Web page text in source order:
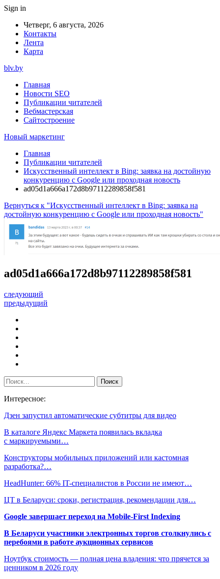
Sign in
Четверг, 6 августа, 2026
Контакты
Лента
Карта
blv.by
Главная
Новости SEO
Публикации читателей
Вебмастерская
Сайтостроение
Новый маркетинг
Главная
Публикации читателей
Искусственный интеллект в Bing: заявка на достойную
конкуренцию с Google или проходная новость
ad05d1a666a172d8b97112289858f581
Вернуться к "Искусственный интеллект в Bing: заявка на
достойную конкуренцию с Google или проходная новость"
ad05d1a666a172d8b97112289858f581
следующий
предыдущий
Интересное:
Дзен запустил автоматические субтитры для видео
В каталоге Яндекс Маркета появилась вкладка
с маркируемыми…
Конструкторы мобильных приложений или кастомная
разработка?…
HeadHunter: 66% IT-специалистов в России не имеют…
ЦТ в Беларуси: сроки, регистрация, рекомендации для…
Google завершает переход на Mobile-First Indexing
В Беларуси участники электронных торгов столкнулись с
перебоями в работе аукционных сервисов
Ноутбук стоимость — полная цена владения: что прячется за
ценником в 2026 году